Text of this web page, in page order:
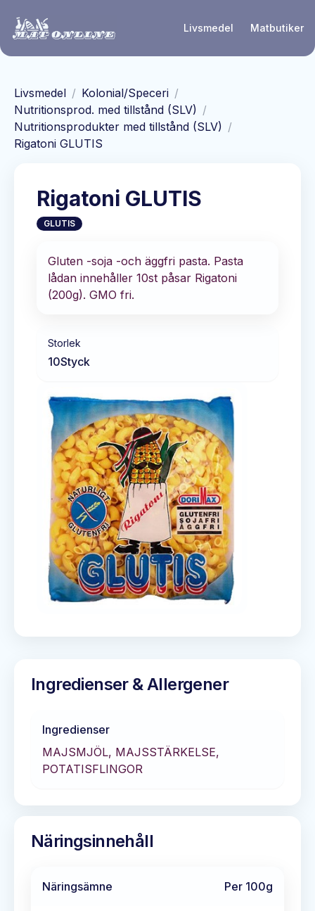
Livsmedel Matbutiker
Livsmedel / Kolonial/Speceri /
Nutritionsprod. med tillstånd (SLV) /
Nutritionsprodukter med tillstånd (SLV) /
Rigatoni GLUTIS
Rigatoni GLUTIS
GLUTIS
Gluten -soja -och äggfri pasta. Pasta
lådan innehåller 10st påsar Rigatoni
(200g). GMO fri.
Storlek
10Styck
Ingredienser & Allergener
Ingredienser
MAJSMJÖL, MAJSSTÄRKELSE,
POTATISFLINGOR
Näringsinnehåll
Näringsämne Per 100g